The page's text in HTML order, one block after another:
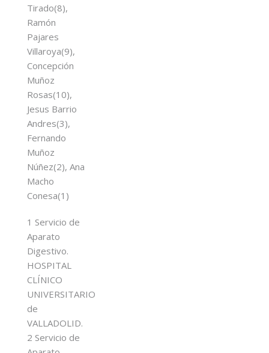
Tirado(8),
Ramón
Pajares
Villaroya(9),
Concepción
Muñoz
Rosas(10),
Jesus Barrio
Andres(3),
Fernando
Muñoz
Núñez(2), Ana
Macho
Conesa(1)
1 Servicio de
Aparato
Digestivo.
HOSPITAL
CLÍNICO
UNIVERSITARIO
de
VALLADOLID.
2 Servicio de